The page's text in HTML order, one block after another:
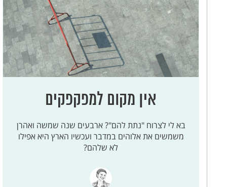
אין מקום למפקפקים
בא לי לצרוח "נתת להם"? ארבעים שנה שמשה ואהרן
משמשים את אלוהים במדבר ועכשיו הארץ היא אפילו
לא שלהם?